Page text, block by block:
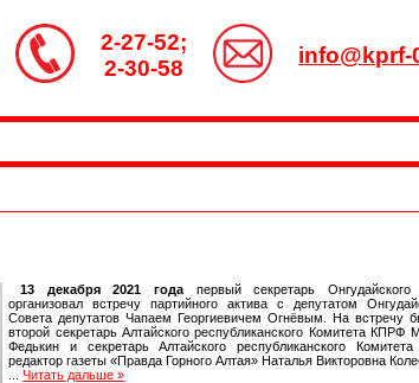
2-27-52;
2-30-58
info@kprf-
13 декабря 2021 года первый секретарь
организовал встречу партийного актива с депутатом
Совета депутатов Чапаем Георгиевичем Огнёвым. На встречу
второй секретарь Алтайского республиканского Комитета КПРФ
Федькин и секретарь Алтайского республиканского
редактор газеты «Правда Горного Алтая» Наталья Викторовна
...Читать дальше »